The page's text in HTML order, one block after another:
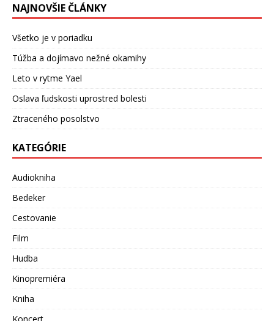
NAJNOVŠIE ČLÁNKY
Všetko je v poriadku
Túžba a dojímavo nežné okamihy
Leto v rytme Yael
Oslava ľudskosti uprostred bolesti
Ztraceného posolstvo
KATEGÓRIE
Audiokniha
Bedeker
Cestovanie
Film
Hudba
Kinopremiéra
Kniha
Koncert